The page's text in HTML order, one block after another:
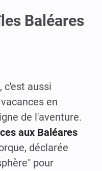
Baléares
, c'est aussi
en
de l'aventure.
aux Baléares
déclarée
pour